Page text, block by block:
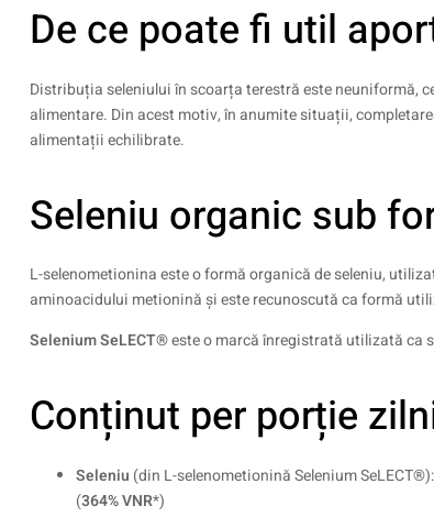
De ce poate fi util
Distribuția seleniului în scoarța terestră este neuniformă,
alimentare. Din acest motiv, în anumite situații,
alimentații echilibrate.
Seleniu organic sub
L-selenometionina este o formă organică de seleniu,
aminoacidului metionină și este recunoscută ca formă
Selenium SeLECT®este o marcă înregistrată utilizată ca
Conținut per porție
Seleniu (din L-selenometionină Selenium SeLECT®):
(364% VNR*)